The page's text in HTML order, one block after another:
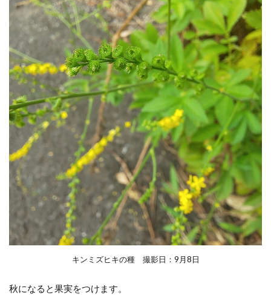
キンミズヒキの種 撮影日：9月8日
秋になると果実をつけます。